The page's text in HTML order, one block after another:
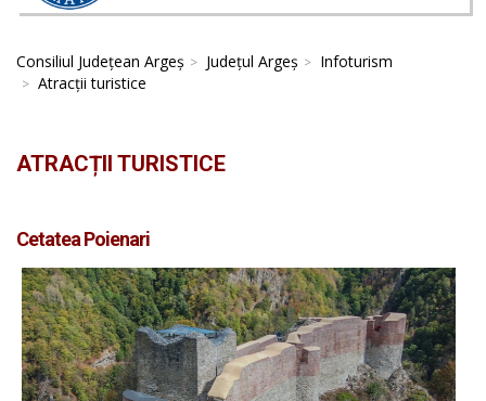
Consiliul Județean Argeș Județul Argeș
Infoturism
Atracții turistice
ATRACȚII TURISTICE
Cetatea Poienari